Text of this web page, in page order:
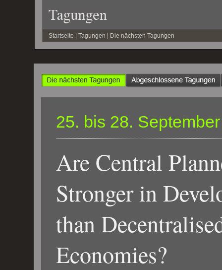
Startseite | Tagungen | Die nächsten Tagungen
25. bis 28.
Are Central
Stronger in
than
Economies?